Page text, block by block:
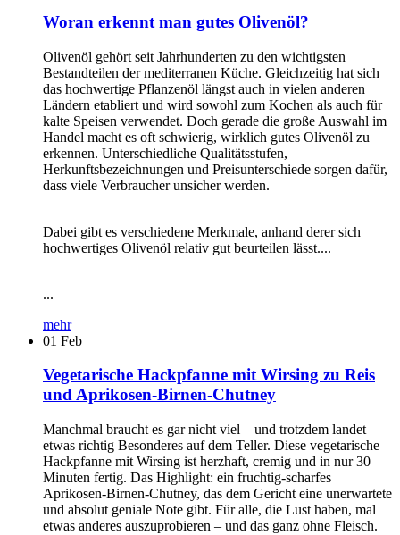
Woran erkennt man gutes Olivenöl?
Olivenöl gehört seit Jahrhunderten zu den wichtigsten
Bestandteilen der mediterranen Küche. Gleichzeitig hat sich
das hochwertige Pflanzenöl längst auch in vielen anderen
Ländern etabliert und wird sowohl zum Kochen als auch für
kalte Speisen verwendet. Doch gerade die große Auswahl im
Handel macht es oft schwierig, wirklich gutes Olivenöl zu
erkennen. Unterschiedliche Qualitätsstufen,
Herkunftsbezeichnungen und Preisunterschiede sorgen dafür,
dass viele Verbraucher unsicher werden.
Dabei gibt es verschiedene Merkmale, anhand derer sich
hochwertiges Olivenöl relativ gut beurteilen lässt....
...
mehr
01 Feb
Vegetarische Hackpfanne mit Wirsing zu Reis
und Aprikosen-Birnen-Chutney
Manchmal braucht es gar nicht viel – und trotzdem landet
etwas richtig Besonderes auf dem Teller. Diese vegetarische
Hackpfanne mit Wirsing ist herzhaft, cremig und in nur 30
Minuten fertig. Das Highlight: ein fruchtig-scharfes
Aprikosen-Birnen-Chutney, das dem Gericht eine unerwartete
und absolut geniale Note gibt. Für alle, die Lust haben, mal
etwas anderes auszuprobieren – und das ganz ohne Fleisch.